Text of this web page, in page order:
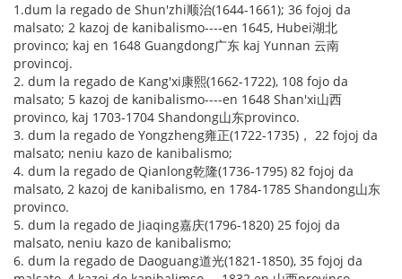
1.dum la regado de Shun'zhi顺治(1644-1661); 36 fojoj da
malsato; 2 kazoj de kanibalismo----en 1645, Hubei湖北
provinco; kaj en 1648 Guangdong广东 kaj Yunnan 云南
provincoj.
2. dum la regado de Kang'xi康熙(1662-1722), 108 fojo da
malsato; 5 kazoj de kanibalismo----en 1648 Shan'xi山西
provinco, kaj 1703-1704 Shandong山东provinco.
3. dum la regado de Yongzheng雍正(1722-1735)， 22 fojoj da
malsato; neniu kazo de kanibalismo;
4. dum la regado de Qianlong乾隆(1736-1795) 82 fojoj da
malsato, 2 kazoj de kanibalismo, en 1784-1785 Shandong山东
provinco.
5. dum la regado de Jiaqing嘉庆(1796-1820) 25 fojoj da
malsato, neniu kazo de kanibalismo;
6. dum la regado de Daoguang道光(1821-1850), 35 fojoj da